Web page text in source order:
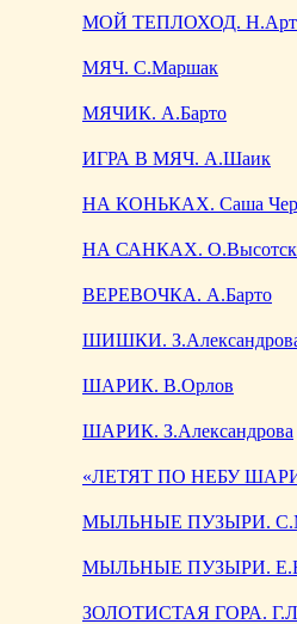
МОЙ ТЕПЛОХОД.
МЯЧ. С.Маршак
МЯЧИК. А.Барто
ИГРА В МЯЧ. А.Шаик
НА КОНЬКАХ. Саша
НА САНКАХ.
ВЕРЕВОЧКА. А.Барто
ШИШКИ.
ШАРИК. В.Орлов
ШАРИК. З.Александрова
«ЛЕТЯТ ПО НЕБУ
МЫЛЬНЫЕ ПУЗЫРИ.
МЫЛЬНЫЕ ПУЗЫРИ.
ЗОЛОТИСТАЯ ГОРА.